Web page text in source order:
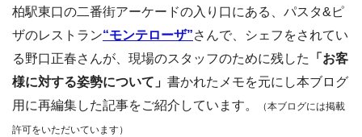
柏駅東口の二番街アーケードの入り口にある、パスタ&ピ
ザのレストラン“モンテローザ”さんで、シェフをされてい
る野口正春さんが、現場のスタッフのために残した
「お客
様に対する姿勢について」 書かれたメモを元にし本ブログ
用に再編集した記事をご紹介しています。
（本ブログには掲載
許可をいただいています）